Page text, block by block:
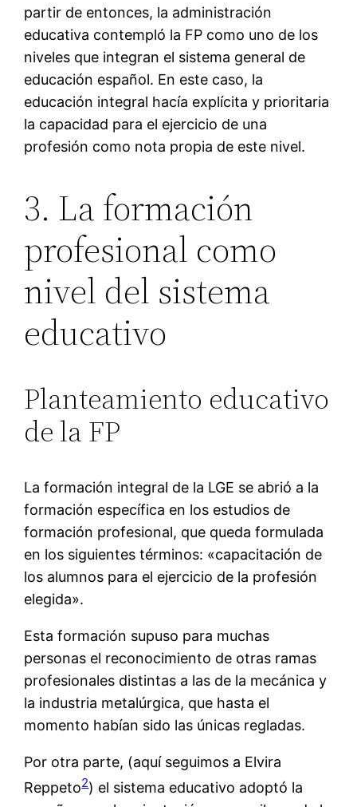
partir de entonces, la administración
educativa contempló la FP como uno de los
niveles que integran el sistema general de
educación español. En este caso, la
educación integral hacía explícita y prioritaria
la capacidad para el ejercicio de una
profesión como nota propia de este nivel.
3. La formación
profesional como
nivel del sistema
educativo
Planteamiento educativo
de la FP
La formación integral de la LGE se abrió a la
formación específica en los estudios de
formación profesional, que queda formulada
en los siguientes términos: «capacitación de
los alumnos para el ejercicio de la profesión
elegida».
Esta formación supuso para muchas
personas el reconocimiento de otras ramas
profesionales distintas a las de la mecánica y
la industria metalúrgica, que hasta el
momento habían sido las únicas regladas.
Por otra parte, (aquí seguimos a Elvira
Reppeto2) el sistema educativo adoptó la